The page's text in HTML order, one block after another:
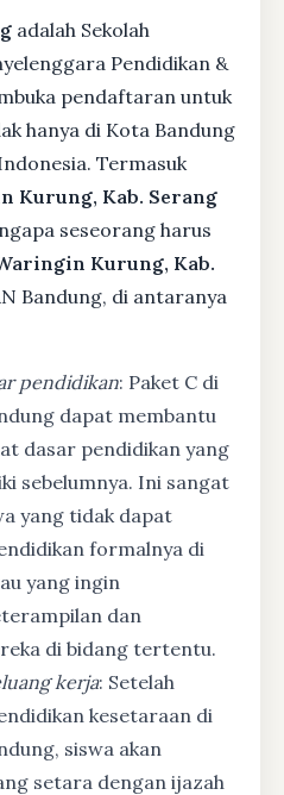
adalah Sekolah
Pendidikan &
pendaftaran untuk
hanya di Kota Bandung
Termasuk
Kurung, Kab. Serang
seseorang harus
Kurung, Kab.
Bandung, di antaranya
pendidikan: Paket C di
dapat membantu
dasar pendidikan yang
sebelumnya. Ini sangat
yang tidak dapat
formalnya di
yang ingin
dan
di bidang tertentu.
kerja: Setelah
kesetaraan di
siswa akan
setara dengan ijazah